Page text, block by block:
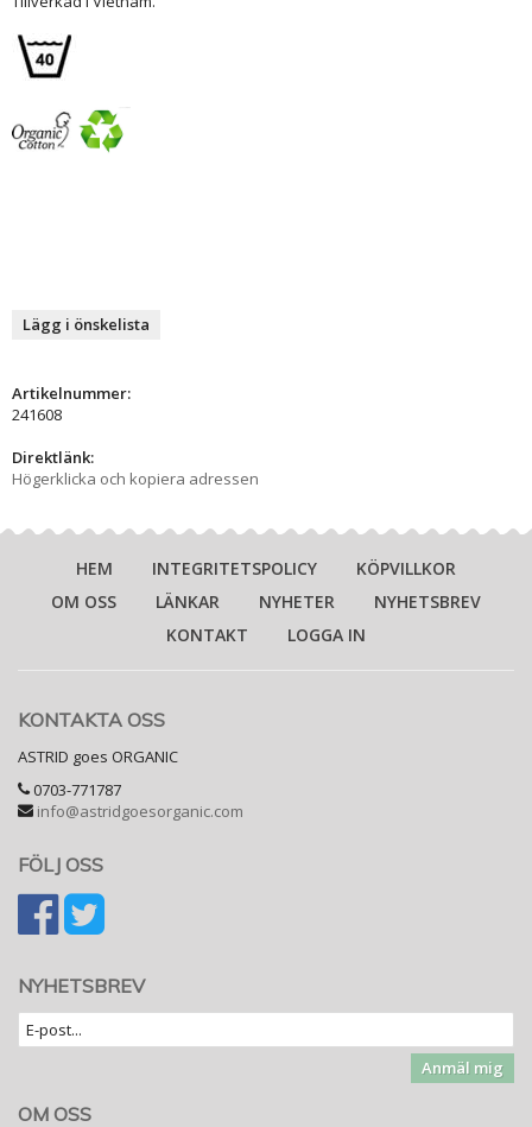
Lägg i önskelista
Artikelnummer:
241608
Direktlänk:
Högerklicka och kopiera adressen
HEM INTEGRITETSPOLICY
KÖPVILLKOR
OM OSS
LÄNKAR NYHETER
NYHETSBREV
KONTAKT
LOGGA IN
KONTAKTA OSS
ASTRID goes ORGANIC
0703-771787
info@astridgoesorganic.com
FÖLJ OSS
NYHETSBREV
Anmäl mig
OM OSS